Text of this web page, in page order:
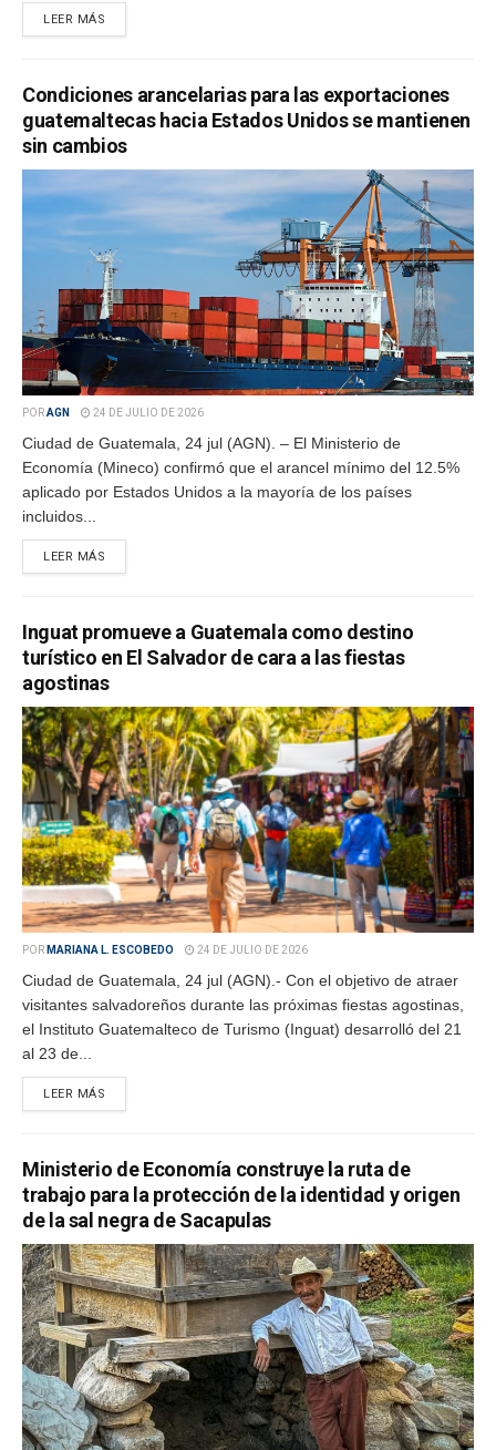
LEER MÁS
Condiciones arancelarias para las exportaciones
guatemaltecas hacia Estados Unidos se mantienen
sin cambios
PORAGN 24 DE JULIO DE 2026
Ciudad de Guatemala, 24 jul (AGN). – El Ministerio de
Economía (Mineco) confirmó que el arancel mínimo del 12.5%
aplicado por Estados Unidos a la mayoría de los países
incluidos...
LEER MÁS
Inguat promueve a Guatemala como destino
turístico en El Salvador de cara a las fiestas
agostinas
POR MARIANA L. ESCOBEDO 24 DE JULIO DE 2026
Ciudad de Guatemala, 24 jul (AGN).- Con el objetivo de atraer
visitantes salvadoreños durante las próximas fiestas agostinas,
el Instituto Guatemalteco de Turismo (Inguat) desarrolló del 21
al 23 de...
LEER MÁS
Ministerio de Economía construye la ruta de
trabajo para la protección de la identidad y origen
de la sal negra de Sacapulas